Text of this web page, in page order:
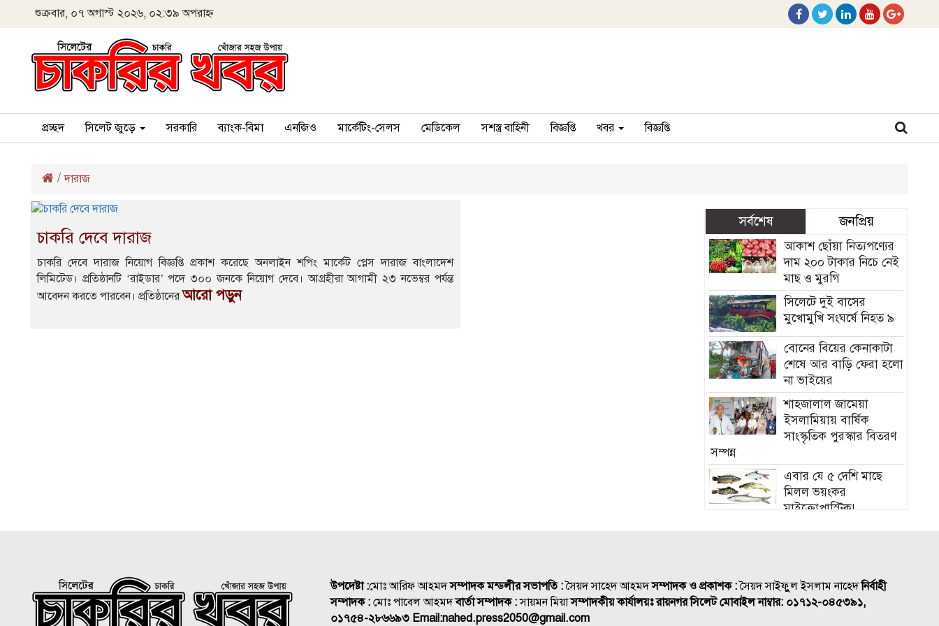
শুক্রবার, ০৭ অগাস্ট ২০২৬, ০২:৩৯ অপরাহ্ন
প্রচ্ছদ সিলেট জুড়ে সরকারি ব্যাংক-বিমা এনজিও মার্কেটিং-সেলস মেডিকেল সশস্ত্র বাহিনী বিজ্ঞপ্তি খবর বিজ্ঞপ্তি
/দারাজ
চাকরি দেবে দারাজ
চাকরি দেবে দারাজ নিয়োগ বিজ্ঞপ্তি প্রকাশ করেছে অনলাইন শপিং মার্কেট প্লেস দারাজ বাংলাদেশ
লিমিটেড। প্রতিষ্ঠানটি ‘রাইডার’ পদে ৩০০ জনকে নিয়োগ দেবে। আগ্রহীরা আগামী ২৩ নভেম্বর পর্যন্ত
আবেদন করতে পারবেন। প্রতিষ্ঠানের আরো পড়ুন
সর্বশেষ জনপ্রিয়
আকাশ ছোঁয়া নিত্যপণ্যের
দাম ২০০ টাকার নিচে নেই
মাছ ও মুরগি
সিলেটে দুই বাসের
মুখোমুখি সংঘর্ষে নিহত ৯
বোনের বিয়ের কেনাকাটা
শেষে আর বাড়ি ফেরা হলো
না ভাইয়ের
শাহজালাল জামেয়া
ইসলামিয়ায় বার্ষিক
সাংস্কৃতিক পুরস্কার বিতরণ
সম্পন্ন
এবার যে ৫ দেশি মাছে
মিলল ভয়ংকর
মাইক্রোপ্লাস্টিক!
সিলেটের শিশু ফাহিমা
হত্যায় জাকিরের মৃত্যুদণ্ড
উপদেষ্টা :মোঃ আরিফ আহমদসম্পাদক মন্ডলীর সভাপতি :সৈয়দ সাহেদ আহমদসম্পাদক ও প্রকাশক :সৈয়দ সাইফুুল ইসলাম নাহেদনির্বাহী
সম্পাদক : মোঃ পাবেল আহমদবার্তা সম্পাদক :সায়মন মিয়াসম্পাদকীয় কার্যালয়ঃ রায়নগর সিলেটমোবাইল নাম্বার: ০১৭১২-০৪৫৩৯১,
০১৭৫৪-২৮৬৬৯৩ Email:nahed.press2050@gmail.com